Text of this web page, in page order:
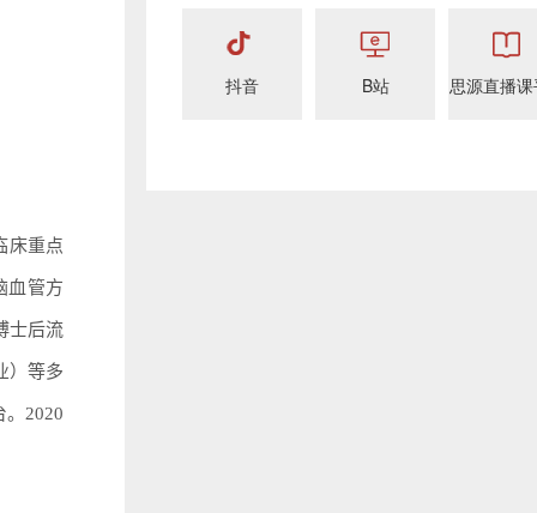
床重点
血管方
士后流
）等多
。2020
抖音 B站 思源直播